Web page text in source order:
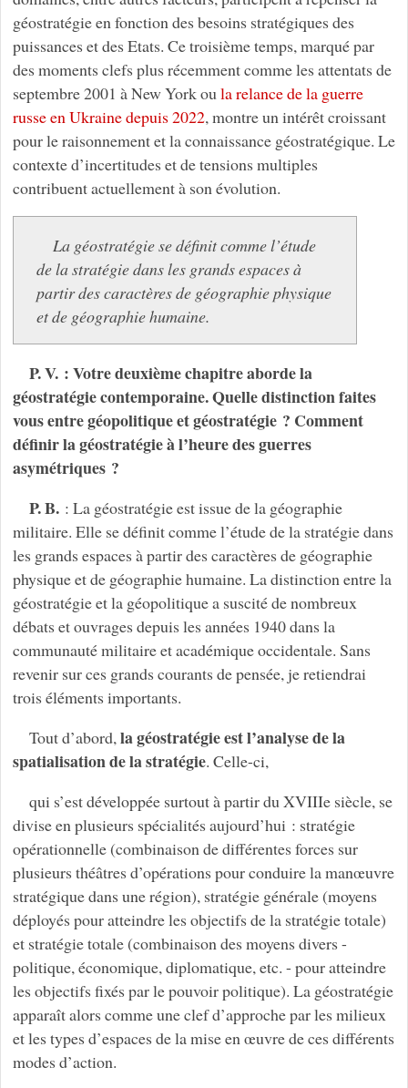
géostratégie en fonction des besoins stratégiques des
puissances et des Etats. Ce troisième temps, marqué par
des moments clefs plus récemment comme les attentats de
septembre 2001 à New York ou la relance de la guerre
russe en Ukraine depuis 2022, montre un intérêt croissant
pour le raisonnement et la connaissance géostratégique. Le
contexte d’incertitudes et de tensions multiples
contribuent actuellement à son évolution.
La géostratégie se définit comme l’étude
de la stratégie dans les grands espaces à
partir des caractères de géographie physique
et de géographie humaine.
P. V. : Votre deuxième chapitre aborde la
géostratégie contemporaine. Quelle distinction faites
vous entre géopolitique et géostratégie ? Comment
définir la géostratégie à l’heure des guerres
asymétriques ?
P. B.: La géostratégie est issue de la géographie
militaire. Elle se définit comme l’étude de la stratégie dans
les grands espaces à partir des caractères de géographie
physique et de géographie humaine. La distinction entre la
géostratégie et la géopolitique a suscité de nombreux
débats et ouvrages depuis les années 1940 dans la
communauté militaire et académique occidentale. Sans
revenir sur ces grands courants de pensée, je retiendrai
trois éléments importants.
Tout d’abord,la géostratégie est l’analyse de la
spatialisation de la stratégie. Celle-ci,
qui s’est développée surtout à partir du XVIIIe siècle, se
divise en plusieurs spécialités aujourd’hui : stratégie
opérationnelle (combinaison de différentes forces sur
plusieurs théâtres d’opérations pour conduire la manœuvre
stratégique dans une région), stratégie générale (moyens
déployés pour atteindre les objectifs de la stratégie totale)
et stratégie totale (combinaison des moyens divers -
politique, économique, diplomatique, etc. - pour atteindre
les objectifs fixés par le pouvoir politique). La géostratégie
apparaît alors comme une clef d’approche par les milieux
et les types d’espaces de la mise en œuvre de ces différents
modes d’action.